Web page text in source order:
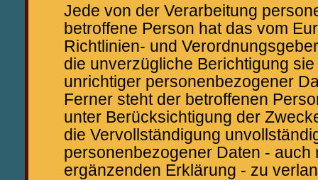
Jede von der Verarbeitung
betroffene Person hat das vom
Richtlinien- und
die unverzügliche Berichtigung
unrichtiger personenbezogener
Ferner steht der betroffenen
unter Berücksichtigung der
die Vervollständigung
personenbezogener Daten - auch
ergänzenden Erklärung - zu